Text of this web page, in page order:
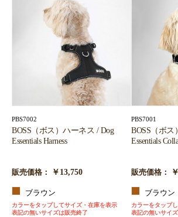
PBS7002
BOSS（ボス）ハーネス / Dog
Essentials Harness
販売価格： ￥13,750
ブラウン
カラーをタップしてサイズ・在庫を表示
表記の無いサイズは販売終了
PBS7001
BOSS（ボス
Essentials
販売価格：
ブラウン
カラーをタップ
表記の無いサイ